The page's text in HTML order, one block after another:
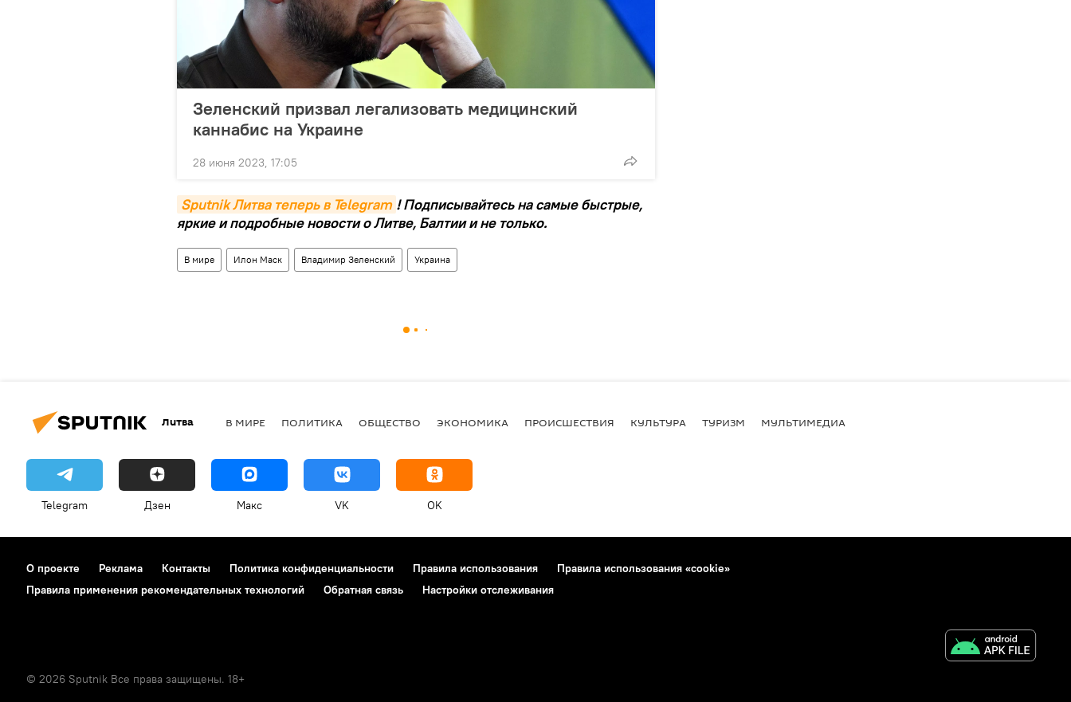
Зеленский призвал легализовать медицинский
каннабис на Украине
28 июня 2023, 17:05
Sputnik Литва теперь в Telegram ! Подписывайтесь на самые быстрые,
яркие и подробные новости о Литве, Балтии и не только.
В мире Илон Маск Владимир Зеленский Украина
Литва В МИРЕ ПОЛИТИКА ОБЩЕСТВО ЭКОНОМИКА ПРОИСШЕСТВИЯ КУЛЬТУРА ТУРИЗМ МУЛЬТИМЕДИА
Telegram Дзен Макс VK OK
О проекте Реклама Контакты Политика конфиденциальности Правила использования
Правила использования «cookie»
Правила применения рекомендательных технологий
Обратная связь Настройки отслеживания
© 2026 Sputnik Все права защищены. 18+